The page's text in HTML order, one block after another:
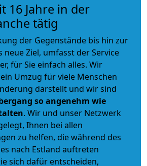
16 Jahre in der
tätig
der Gegenstände bis hin zur
neue Ziel, umfasst der Service
für Sie einfach alles. Wir
Umzug für viele Menschen
darstellt und wir sind
so angenehm wie
. Wir und unser Netzwerk
Ihnen bei allen
zu helfen, die während des
nach Estland auftreten
sich dafür entscheiden,